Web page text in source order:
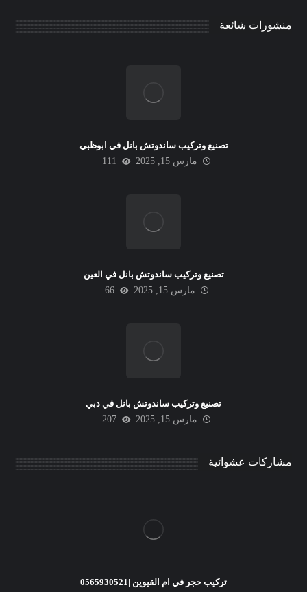
منشورات شائعة
تصنيع وتركيب ساندوتش بانل في ابوظبي
مارس 15, 2025
111
تصنيع وتركيب ساندوتش بانل في العين
مارس 15, 2025
66
تصنيع وتركيب ساندوتش بانل في دبي
مارس 15, 2025
207
مشاركات عشوائية
تركيب حجر في ام القيوين |0565930521